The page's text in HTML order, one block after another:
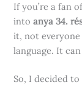
If you’re a fan
intoanya 34.
it, not
language. It
So, I decided